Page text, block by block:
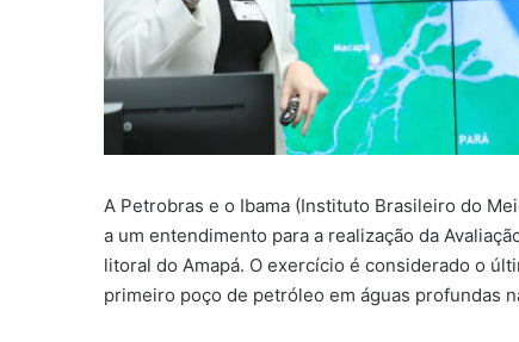
A Petrobras e o Ibama (Instituto Brasileiro do
a um entendimento para a realização da
litoral do Amapá. O exercício é considerado o
primeiro poço de petróleo em águas profundas